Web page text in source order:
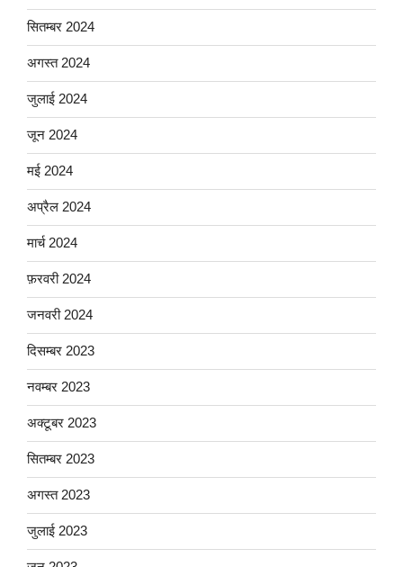
सितम्बर 2024
अगस्त 2024
जुलाई 2024
जून 2024
मई 2024
अप्रैल 2024
मार्च 2024
फ़रवरी 2024
जनवरी 2024
दिसम्बर 2023
नवम्बर 2023
अक्टूबर 2023
सितम्बर 2023
अगस्त 2023
जुलाई 2023